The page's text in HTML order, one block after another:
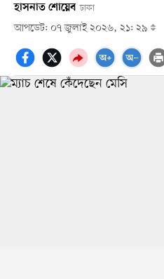
হাসনাত শোয়েব ঢাকা
আপডেট: ০৭ জুলাই ২০২৬, ২১: ২৯